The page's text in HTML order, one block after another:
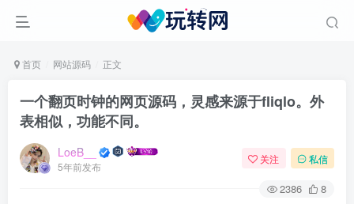
首页 网站源码 正文
一个翻页时钟的网页源码，灵感来源于fliqlo。外
表相似，功能不同。
LoeB__
5年前发布
关注 私信
2386 8